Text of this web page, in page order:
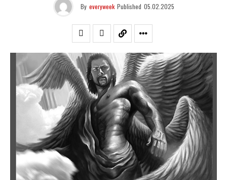
By everyweek Published 05.02.2025